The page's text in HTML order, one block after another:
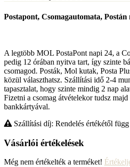
Postapont, Csomagautomata,
A legtöbb MOL PostaPont napi 24, a
pedig 12 órában nyitva tart, így szinte
csomagod. Posták, Mol kutak, Posta
közül választhatsz. Szállítási idő 2-4
tapasztalat, hogy szinte mindig 2 nap
Fizetni a csomag átvételekor tudsz
bankkártyával.
Szállítási díj: Rendelés értékétől függ
Vásárlói értékelések
Még nem értékelték a terméket!